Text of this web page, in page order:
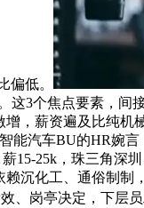
偏低。
3个焦点要素，
，薪资遍及比纯
能汽车BU的HR婉
15-25k，珠三角深
沉化工、通俗制
岗亭决定，下层